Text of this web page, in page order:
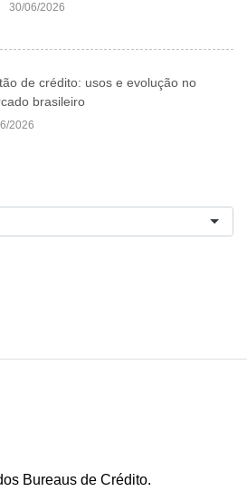
30/06/2026
de crédito: usos e evolução no
brasileiro
2026
Bureaus de Crédito.